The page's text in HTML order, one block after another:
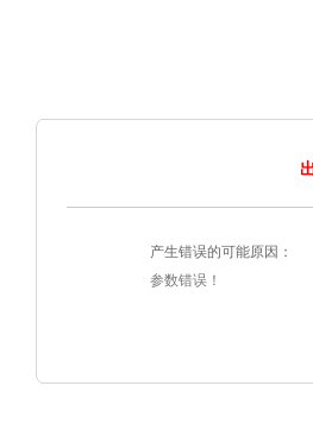
产生错误的可能原因：
参数错误！